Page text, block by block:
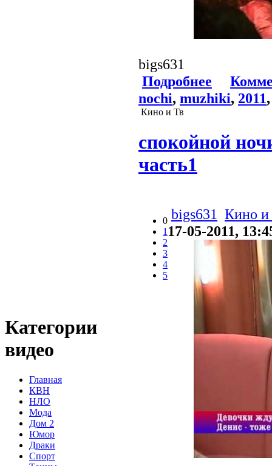
Категории
видео
Главная
КВН
НЛО
Мода
Дом 2
Юмор
Драки
Спорт
bigs631
Подробнее
nochi, muzhiki, 2011
Кино и Тв
спокойной
часть1
0
1
2
3
4
5
bigs631 Кино и
17-05-2011,